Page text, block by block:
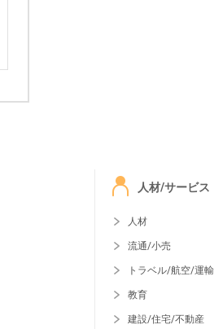
人材/サービス
人材
流通/小売
トラベル/航空/運輸
教育
建設/住宅/不動産